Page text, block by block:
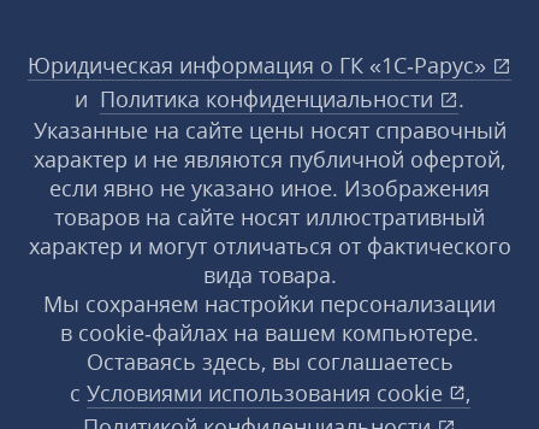
Юридическая информация о ГК «1С‑Рарус»
и Политика конфиденциальности
.
Указанные на сайте цены носят справочный
характер и не являются публичной офертой,
если явно не указано иное. Изображения
товаров на сайте носят иллюстративный
характер и могут отличаться от фактического
вида товара.
Мы сохраняем настройки персонализации
в cookie‑файлах на вашем компьютере.
Оставаясь здесь, вы соглашаетесь
с Условиями использования cookie
,